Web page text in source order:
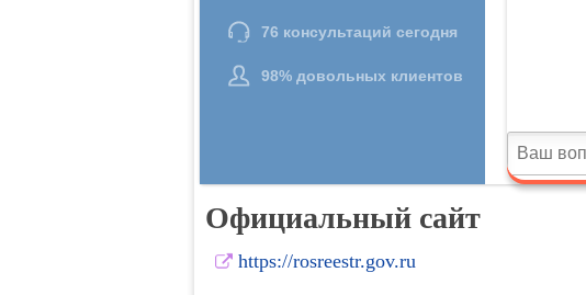
Официальный сайт
https://rosreestr.gov.ru